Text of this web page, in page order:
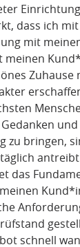
dass ich
mit
meinen
Zuhause
zu bringen,
das
schnell